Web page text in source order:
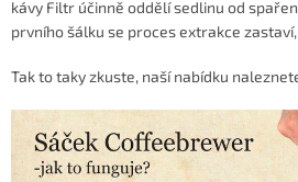
kávy Filtr účinně oddělí sedlinu od
prvního šálku se proces extrakce
Tak to taky zkuste, naší nabídku